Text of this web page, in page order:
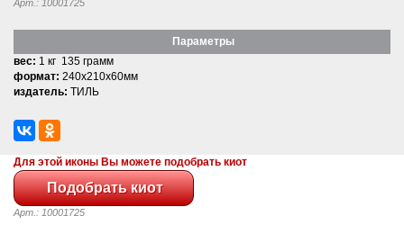
Арт.: 10001725
Параметры
вес: 1 кг 135 грамм
формат: 240x210x60мм
издатель: ТИЛЬ
Для этой иконы Вы можете подобрать киот
Арт.: 10001725